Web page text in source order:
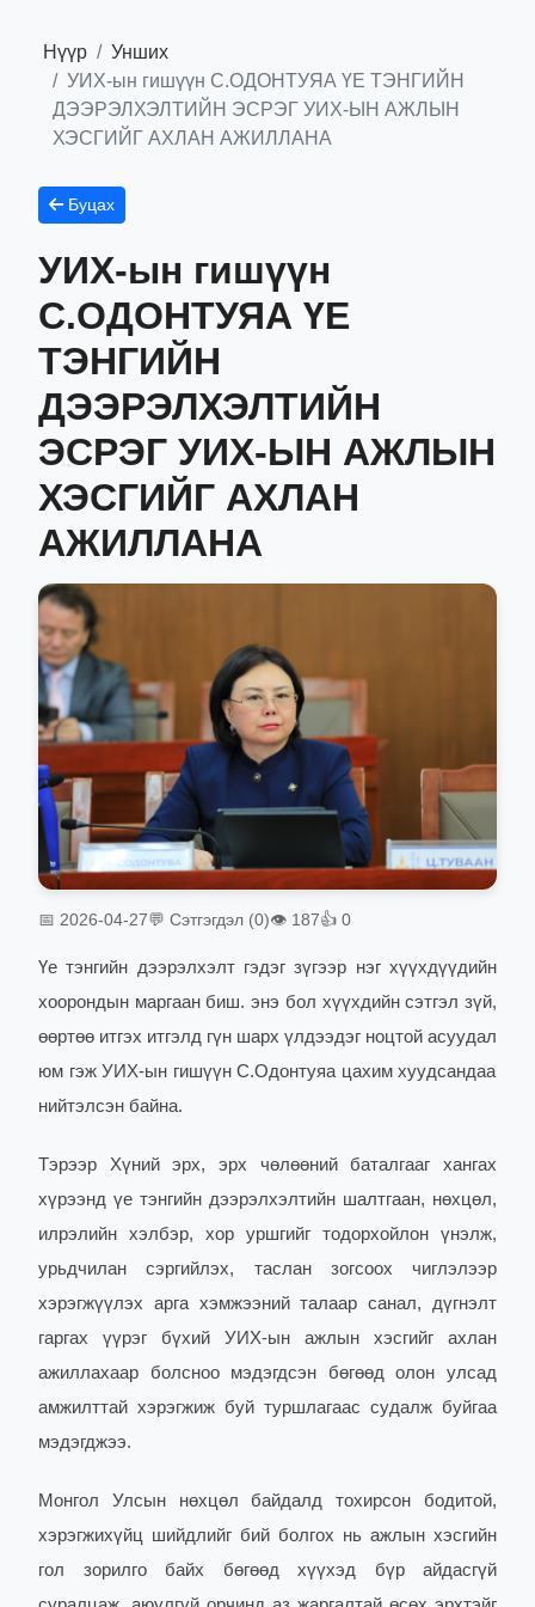
Нүүр
Унших
УИХ-ын гишүүн С.ОДОНТУЯА ҮЕ ТЭНГИЙН
ДЭЭРЭЛХЭЛТИЙН ЭСРЭГ УИХ-ЫН АЖЛЫН
ХЭСГИЙГ АХЛАН АЖИЛЛАНА
Буцах
УИХ-ын гишүүн
С.ОДОНТУЯА ҮЕ
ТЭНГИЙН
ДЭЭРЭЛХЭЛТИЙН
ЭСРЭГ УИХ-ЫН АЖЛЫН
ХЭСГИЙГ АХЛАН
АЖИЛЛАНА
📅 2026-04-27💬 Сэтгэгдэл (0)👁 187👍 0
Үе тэнгийн дээрэлхэлт гэдэг зүгээр нэг хүүхдүүдийн
хоорондын маргаан биш. энэ бол хүүхдийн сэтгэл зүй,
өөртөө итгэх итгэлд гүн шарх үлдээдэг ноцтой асуудал
юм гэж УИХ-ын гишүүн С.Одонтуяа цахим хуудсандаа
нийтэлсэн байна.
Тэрээр Хүний эрх, эрх чөлөөний баталгааг хангах
хүрээнд үе тэнгийн дээрэлхэлтийн шалтгаан, нөхцөл,
илрэлийн хэлбэр, хор уршгийг тодорхойлон үнэлж,
урьдчилан сэргийлэх, таслан зогсоох чиглэлээр
хэрэгжүүлэх арга хэмжээний талаар санал, дүгнэлт
гаргах үүрэг бүхий УИХ-ын ажлын хэсгийг ахлан
ажиллахаар болсноо мэдэгдсэн бөгөөд олон улсад
амжилттай хэрэгжиж буй туршлагаас судалж буйгаа
мэдэгджээ.
Монгол Улсын нөхцөл байдалд тохирсон бодитой,
хэрэгжихүйц шийдлийг бий болгох нь ажлын хэсгийн
гол зорилго байх бөгөөд хүүхэд бүр айдасгүй